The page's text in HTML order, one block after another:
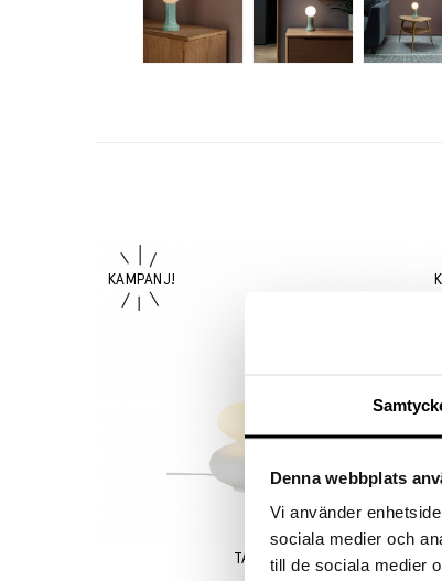
Denna webbplats
Vi använder
sociala medier och
till de sociala medier
TALA